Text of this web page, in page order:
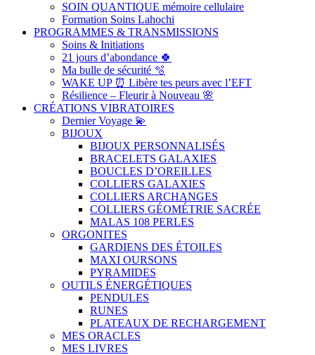
SOIN QUANTIQUE mémoire cellulaire
Formation Soins Lahochi
PROGRAMMES & TRANSMISSIONS
Soins & Initiations
21 jours d’abondance 🍀
Ma bulle de sécurité 🫧
WAKE UP ⏰ Libère tes peurs avec l’EFT
Résilience – Fleurir à Nouveau 🌸
CRÉATIONS VIBRATOIRES
Dernier Voyage 💫
BIJOUX
BIJOUX PERSONNALISÉS
BRACELETS GALAXIES
BOUCLES D’OREILLES
COLLIERS GALAXIES
COLLIERS ARCHANGES
COLLIERS GÉOMÉTRIE SACRÉE
MALAS 108 PERLES
ORGONITES
GARDIENS DES ÉTOILES
MAXI OURSONS
PYRAMIDES
OUTILS ÉNERGÉTIQUES
PENDULES
RUNES
PLATEAUX DE RECHARGEMENT
MES ORACLES
MES LIVRES